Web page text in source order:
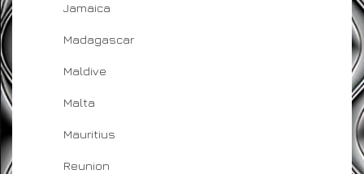
Jamaica
Madagascar
Maldive
Malta
Mauritius
Reunion